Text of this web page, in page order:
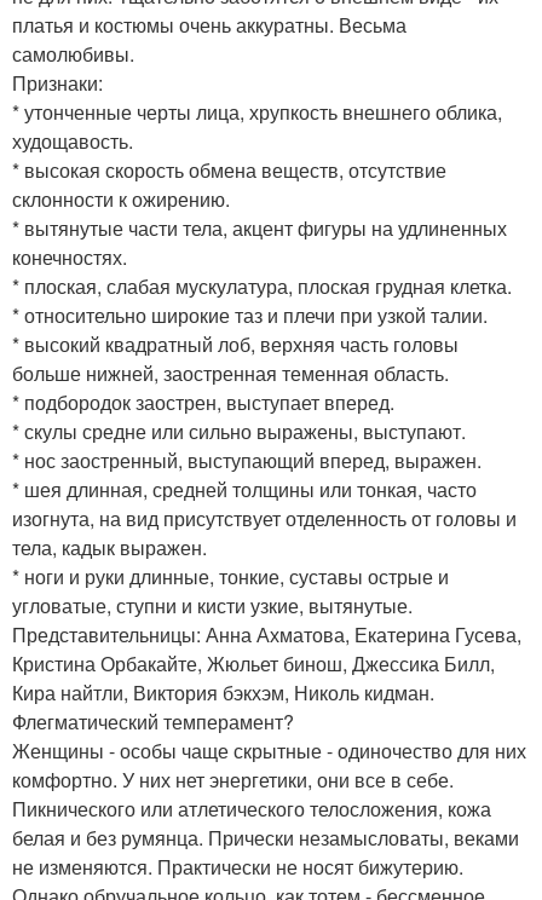
платья и костюмы очень аккуратны. Весьма
самолюбивы.
Признаки:
* утонченные черты лица, хрупкость внешнего облика,
худощавость.
* высокая скорость обмена веществ, отсутствие
склонности к ожирению.
* вытянутые части тела, акцент фигуры на удлиненных
конечностях.
* плоская, слабая мускулатура, плоская грудная клетка.
* относительно широкие таз и плечи при узкой талии.
* высокий квадратный лоб, верхняя часть головы
больше нижней, заостренная теменная область.
* подбородок заострен, выступает вперед.
* скулы средне или сильно выражены, выступают.
* нос заостренный, выступающий вперед, выражен.
* шея длинная, средней толщины или тонкая, часто
изогнута, на вид присутствует отделенность от головы и
тела, кадык выражен.
* ноги и руки длинные, тонкие, суставы острые и
угловатые, ступни и кисти узкие, вытянутые.
Представительницы: Анна Ахматова, Екатерина Гусева,
Кристина Орбакайте, Жюльет бинош, Джессика Билл,
Кира найтли, Виктория бэкхэм, Николь кидман.
Флегматический темперамент?
Женщины - особы чаще скрытные - одиночество для них
комфортно. У них нет энергетики, они все в себе.
Пикнического или атлетического телосложения, кожа
белая и без румянца. Прически незамысловаты, веками
не изменяются. Практически не носят бижутерию.